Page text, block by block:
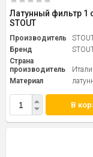
Латунный фильтр 1
STOUT
Производитель
Бренд
Страна
производитель
Материал
В